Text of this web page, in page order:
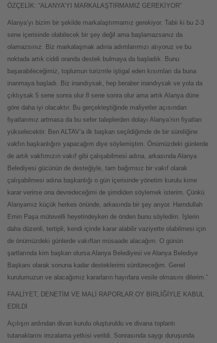
ÖZÇELİK: “ALANYA’YI MARKALAŞTIRMAMIZ GEREKİYOR”
Alanya‘yı bizim bir şekilde markalaştırmamız gerekiyor. Tabii ki bu 2-3
sene içerisinde olabilecek bir şey değil ama başlamazsanız da
olamazsınız. Biz markalaşmak adına adımlarımızı atıyoruz ve bu
noktada artık ciddi oranda destek bulmaya da başladık. Bunu
başarabileceğimiz, toplumun turizmle iştigal eden kısımları da buna
inanmaya başladı. Biz inandıysak, hep beraber inandıysak ve yola da
çıktıysak 5 sene sonra olur 8 sene sonra olur ama artık Alanya düne
göre daha iyi olacaktır. Bu gerçekleştiğinde maliyetler açısından
fiyatlarımız artmasa da bu sefer taleplerden dolayı Alanya’nın fiyatları
yükselecektir. Ben ALTAV’a ilk başkan seçildiğimde de bir süreliğine
vakfın başkanlığını yapacağım diye söylemiştim. Önümüzdeki günlerde
de artık vakfımızın vakıf gibi çalışabilmesi adına, arkasında Alanya
Belediyesi gücünün de desteğiyle, tam bağımsız bir vakıf olarak
çalışabilmesi adına başkanlığı o gün içerisinde yönetim kurulu kime
karar verirse ona devredeceğimi de şimdiden söylemek isterim. Çünkü
Alanyamız küçük herkes önünde, arkasında bir şey arıyor. Hamdullah
Emin Paşa mütevelli heyetindeyken de önden bunu söyledim. İşlerin
daha düzenli, tertipli, kendi içinde karar alabilir vaziyette olabilmesi için
de önümüzdeki günlerde vakıftan müsaade alacağım. O günün
şartlarında kim başkan olursa Alanya Belediyesi ve Alanya Belediye
Başkanı olarak sonuna kadar desteklerimi sürdüreceğim. Genel
kurulumuzun ve alacağımız kararların hayırlara vesile olmasını dilerim.”
FAALİYET, DENETİM VE MALİ RAPORLAR OY BİRLİĞİYLE KABUL
EDİLDİ
Açılışın ardından divan kurulu oluşturuldu ve divana toplantı
tutanaklarını imzalama yetkisi verildi. Sonrasında saygı duruşunda